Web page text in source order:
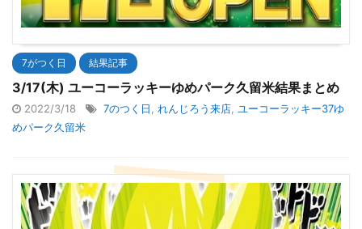
7がつく日 結果記事
3/17(木) ユーコーラッキーゆめパーク久留米結果まとめ
2022/3/18 7のつく日, れんじろう来店, ユーコーラッキー37ゆ
めパーク久留米